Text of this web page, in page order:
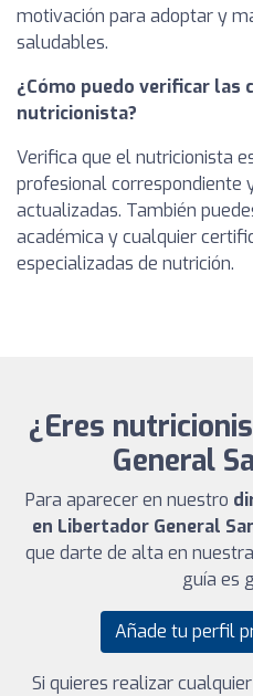
motivación para adoptar y
saludables.
¿Cómo puedo verificar las
nutricionista?
Verifica que el nutricionista
profesional correspondiente
actualizadas. También
académica y cualquier
especializadas de nutrición.
¿Eres
General
Para aparecer en nuestro
en Libertador General
que darte de alta en
guía es
Añade tu perfil
Si quieres realizar